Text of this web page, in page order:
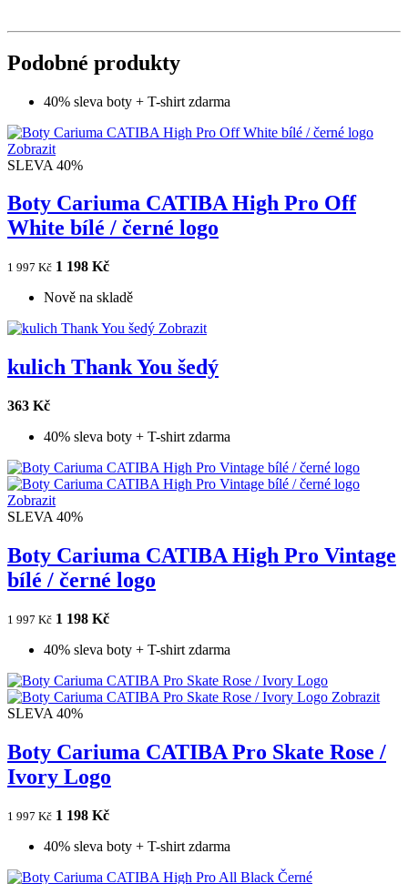
Podobné produkty
40% sleva boty + T-shirt zdarma
Zobrazit
SLEVA 40%
Boty Cariuma CATIBA High Pro Off
White bílé / černé logo
1 997 Kč 1 198 Kč
Nově na skladě
Zobrazit
kulich Thank You šedý
363 Kč
40% sleva boty + T-shirt zdarma
Zobrazit
SLEVA 40%
Boty Cariuma CATIBA High Pro Vintage
bílé / černé logo
1 997 Kč 1 198 Kč
40% sleva boty + T-shirt zdarma
Zobrazit
SLEVA 40%
Boty Cariuma CATIBA Pro Skate Rose /
Ivory Logo
1 997 Kč 1 198 Kč
40% sleva boty + T-shirt zdarma